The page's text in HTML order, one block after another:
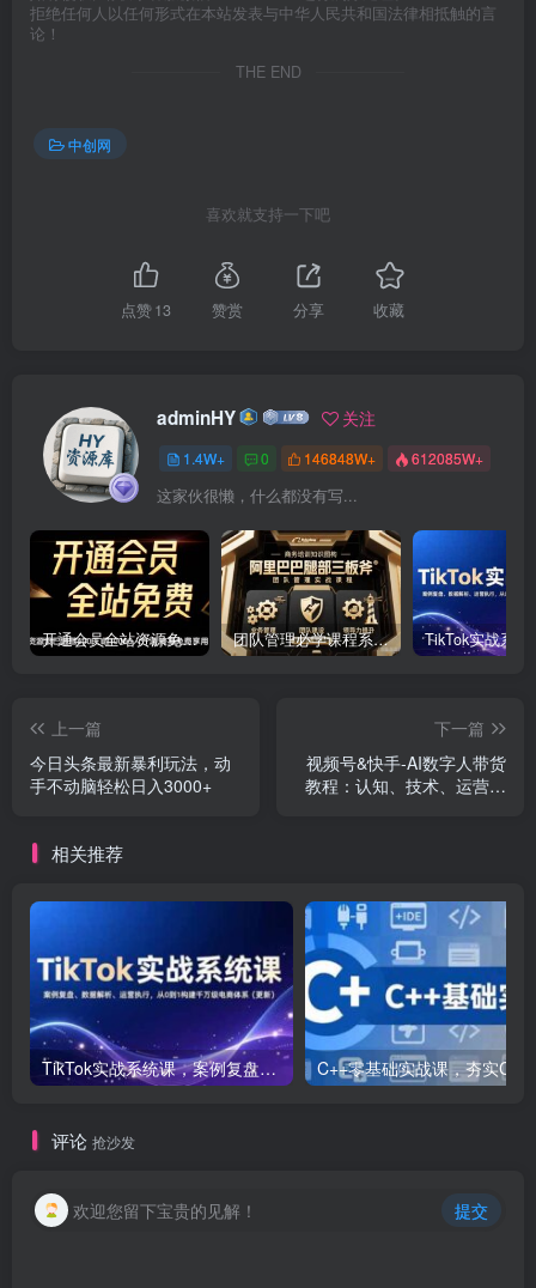
拒绝任何人以任何形式在本站发表与中华人民共和国法律相抵触的言
论！
THE END
中创网
喜欢就支持一下吧
点赞13 赞赏 分享 收藏
adminHY 关注
1.4W+ 0 146848W+ 612085W+
这家伙很懒，什么都没有写...
开通会员全站资源免费下载 开通VIP会员 HY资源库 团队管理必学课程系列，阿里巴巴“腿部三板斧”
上一篇
今日头条最新暴利玩法，动
手不动脑轻松日入3000+
下一篇
视频号&快手-AI数字人带货
教程：认知、技术、运营、
相关推荐
TikTok实战系统课，案例复盘、数据解析、运营执行，从0到1构建千万级电商体系（更新）
评论 抢沙发
欢迎您留下宝贵的见解！ 提交